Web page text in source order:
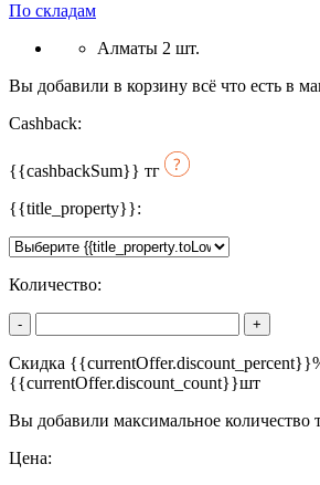
По складам
Алматы 2 шт.
Вы добавили в корзину всё что есть в
Cashback:
{{cashbackSum}} тг
{{title_property}}:
Количество:
- +
Скидка
{{currentOffer.discount_count}}шт
Вы добавили максимальное количество
Цена: